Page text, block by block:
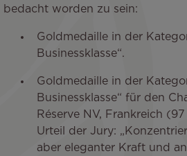
bedacht worden zu sein:
Goldmedaille in der
Businessklasse“.
Goldmedaille in der
Businessklasse“ für den
Réserve NV, Frankreich
Urteil der Jury:
aber eleganter Kraft und